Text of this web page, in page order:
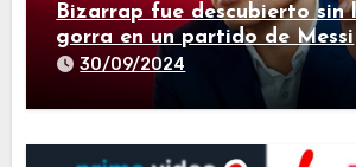
Bizarrap fue descubierto sin
gorra en un partido de Messi
30/09/2024